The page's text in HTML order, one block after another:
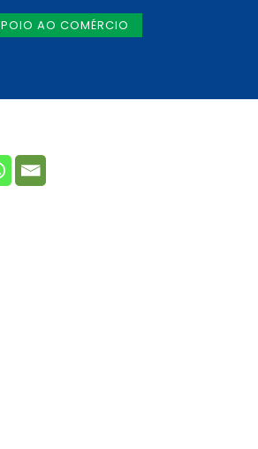
AO COMÉRCIO